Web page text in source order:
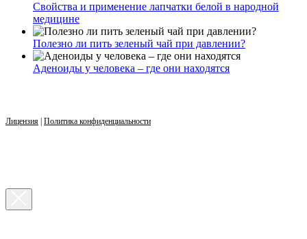
Свойства и применение лапчатки белой в народной
медицине
Полезно ли пить зеленый чай при давлении?
Аденоиды у человека – где они находятся
Лицензия Политика конфиденциальности